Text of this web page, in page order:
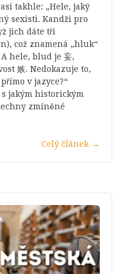
takhle: „Hele, jaký
sexisti. Kandži pro
jich dáte tři
což znamená „hluk“
hele, blud je 妄,
嫉. Nedokazuje to,
v jazyce?“
s jakým historickým
zmíněné
Celý článek →